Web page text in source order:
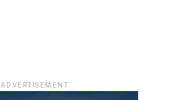
ADVERTISEMENT